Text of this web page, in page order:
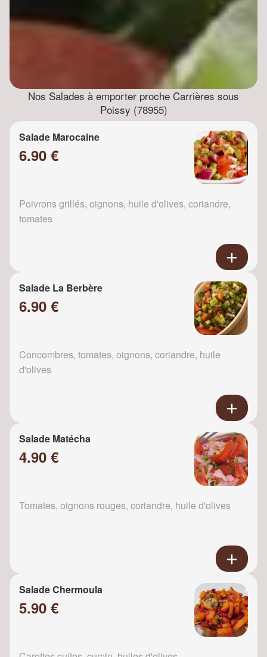
Nos Salades à emporter proche Carrières sous
Poissy (78955)
Salade Marocaine
6.90 €
Poivrons grillés, oignons, huile d'olives, coriandre,
tomates
Salade La Berbère
6.90 €
Concombres, tomates, oignons, coriandre, huile
d'olives
Salade Matécha
4.90 €
Tomates, oignons rouges, coriandre, huile d'olives
Salade Chermoula
5.90 €